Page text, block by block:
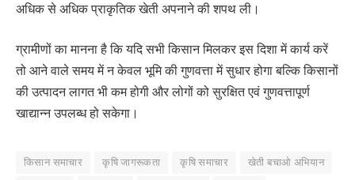
अधिक से अधिक प्राकृतिक खेती अपनाने की शपथ ली।
ग्रामीणों का मानना है कि यदि सभी किसान मिलकर इस दिशा में कार्य करें
तो आने वाले समय में न केवल भूमि की गुणवत्ता में सुधार होगा बल्कि किसानों
की उत्पादन लागत भी कम होगी और लोगों को सुरक्षित एवं गुणवत्तापूर्ण
खाद्यान्न उपलब्ध हो सकेगा।
किसान समाचार कृषि जागरूकता कृषि समाचार खेती बचाओ अभियान